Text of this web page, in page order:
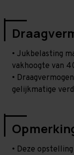
• Jukbelasting
vakhoogte van
•
gelijkmatige
• Deze